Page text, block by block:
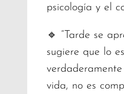
psicología y el
🔹 “Tarde se
sugiere que lo
vida, no es